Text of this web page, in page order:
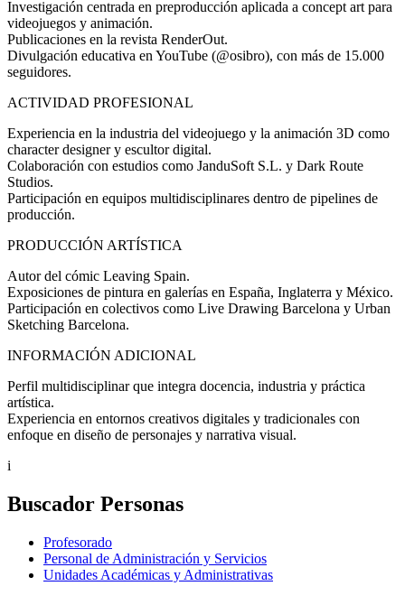
Investigación centrada en preproducción aplicada a concept art para
videojuegos y animación.
Publicaciones en la revista RenderOut.
Divulgación educativa en YouTube (@osibro), con más de 15.000
seguidores.
ACTIVIDAD PROFESIONAL
Experiencia en la industria del videojuego y la animación 3D como
character designer y escultor digital.
Colaboración con estudios como JanduSoft S.L. y Dark Route
Studios.
Participación en equipos multidisciplinares dentro de pipelines de
producción.
PRODUCCIÓN ARTÍSTICA
Autor del cómic Leaving Spain.
Exposiciones de pintura en galerías en España, Inglaterra y México.
Participación en colectivos como Live Drawing Barcelona y Urban
Sketching Barcelona.
INFORMACIÓN ADICIONAL
Perfil multidisciplinar que integra docencia, industria y práctica
artística.
Experiencia en entornos creativos digitales y tradicionales con
enfoque en diseño de personajes y narrativa visual.
i
Buscador Personas
Profesorado
Personal de Administración y Servicios
Unidades Académicas y Administrativas